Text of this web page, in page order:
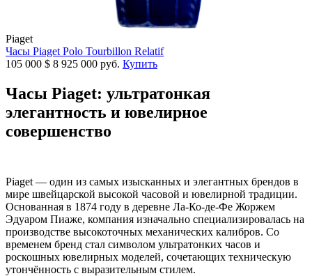
Piaget
Часы Piaget Polo Tourbillon Relatif
105 000 $ 8 925 000 руб. Купить
Часы Piaget: ультратонкая
элегантность и ювелирное
совершенство
Piaget — один из самых изысканных и элегантных брендов в
мире швейцарской высокой часовой и ювелирной традиции.
Основанная в 1874 году в деревне Ла-Ко-де-Фе Жоржем
Эдуаром Пиаже, компания изначально специализировалась на
производстве высокоточных механических калибров. Со
временем бренд стал символом ультратонких часов и
роскошных ювелирных моделей, сочетающих техническую
утончённость с выразительным стилем.